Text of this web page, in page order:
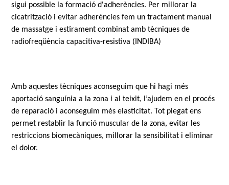
sigui possible la formació d'adherències. Per millorar la
cicatrització i evitar adherències fem un tractament manual
de massatge i estirament combinat amb tècniques de
radiofreqüència capacitiva-resistiva (INDIBA)
Amb aquestes tècniques aconseguim que hi hagi més
aportació sanguínia a la zona i al teixit, l’ajudem en el procés
de reparació i aconseguim més elasticitat. Tot plegat ens
permet restablir la funció muscular de la zona, evitar les
restriccions biomecàniques, millorar la sensibilitat i eliminar
el dolor.